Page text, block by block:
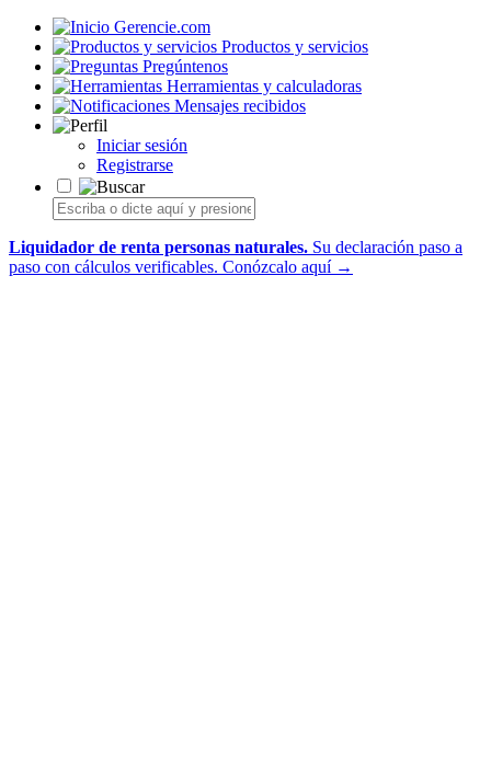
Gerencie.com
Productos y servicios
Pregúntenos
Herramientas y calculadoras
Mensajes recibidos
Iniciar sesión
Registrarse
Liquidador de renta personas naturales. Su declaración paso a
paso con cálculos verificables. Conózcalo aquí →